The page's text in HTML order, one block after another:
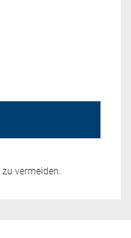
vermeiden.